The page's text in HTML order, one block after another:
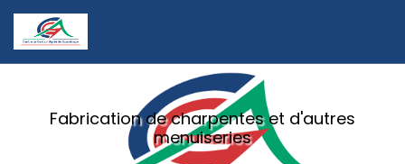
Fabrication de charpentes et d'autres
menuiseries